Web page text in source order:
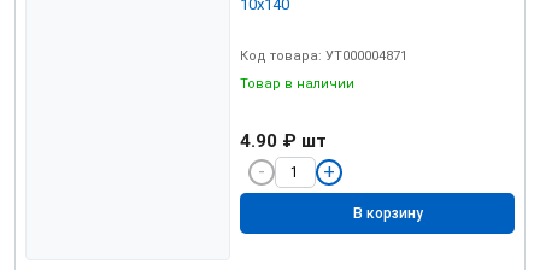
10х140
Код товара: УТ000004871
Товар в наличии
4.90 ₽ шт
В корзину